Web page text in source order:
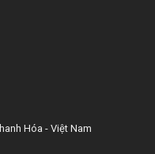
Hóa - Việt Nam